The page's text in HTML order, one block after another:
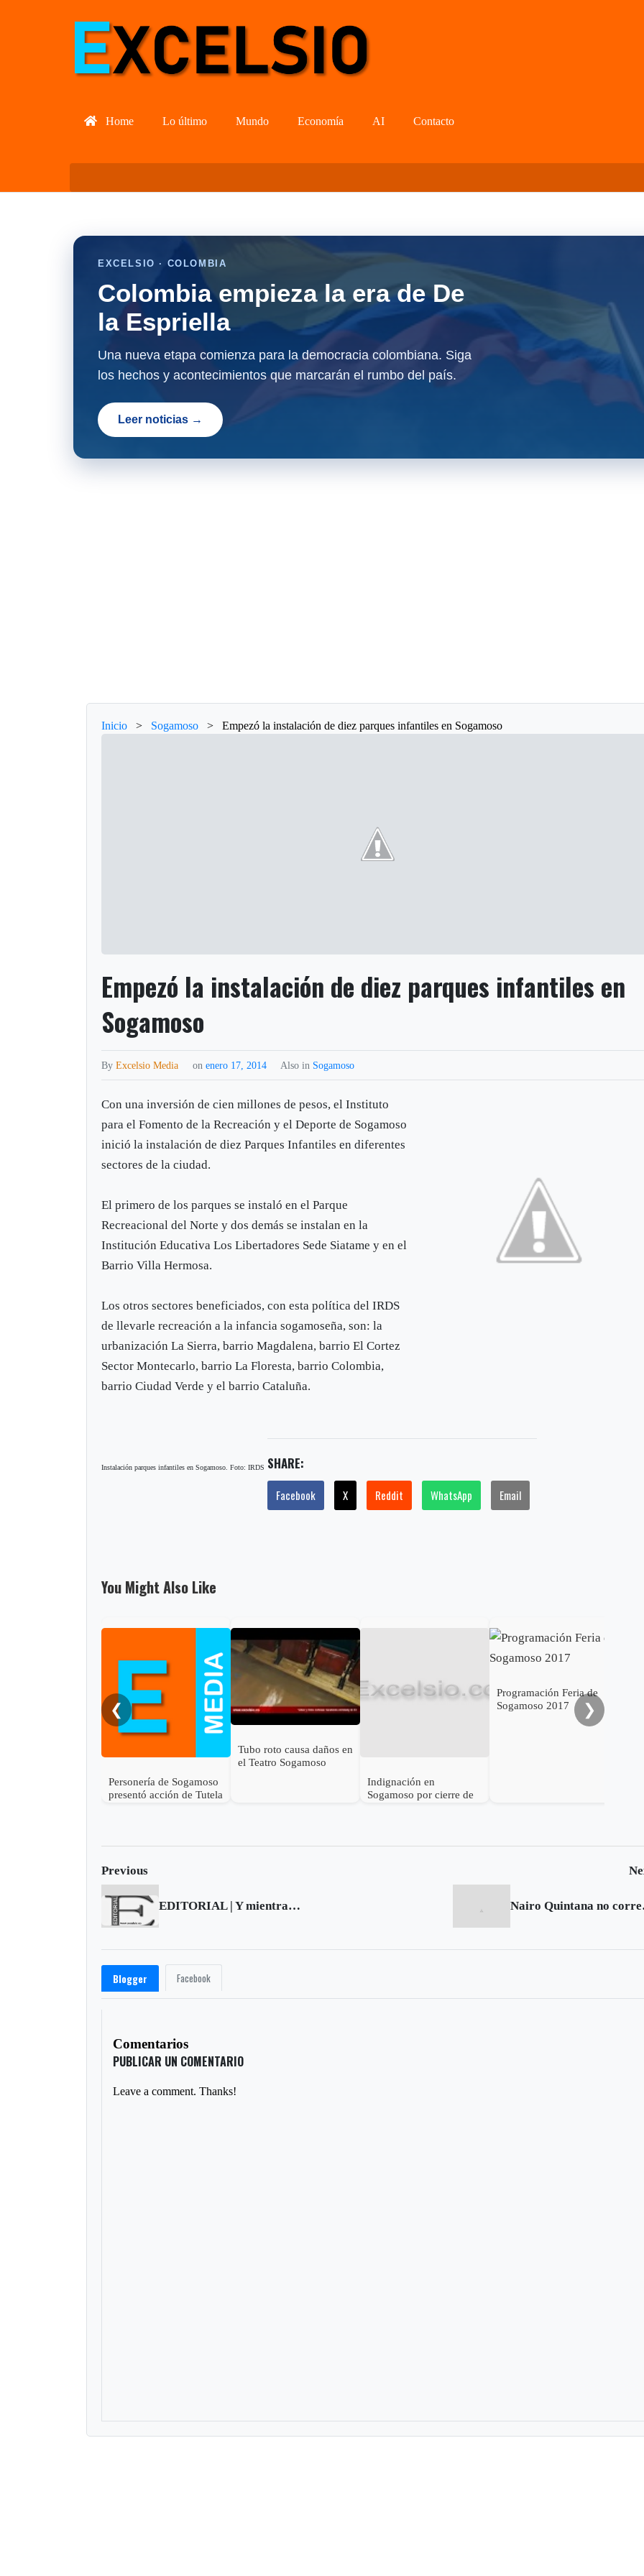
Home Lo último Mundo Economía AI Contacto
EXCELSIO · COLOMBIA
Colombia empieza la era de De
la Espriella
Una nueva etapa comienza para la democracia colombiana. Siga
los hechos y acontecimientos que marcarán el rumbo del país.
Leer noticias →
Inicio > Sogamoso > Empezó la instalación de diez parques infantiles en Sogamoso
Empezó la instalación de diez parques infantiles en
Sogamoso
ByExcelsio Media onenero 17, 2014 Also in Sogamoso
Con una inversión de cien millones de pesos, el Instituto
para el Fomento de la Recreación y el Deporte de Sogamoso
inició la instalación de diez Parques Infantiles en diferentes
sectores de la ciudad.
El primero de los parques se instaló en el Parque
Recreacional del Norte y dos demás se instalan en la
Institución Educativa Los Libertadores Sede Siatame y en el
Barrio Villa Hermosa.
Los otros sectores beneficiados, con esta política del IRDS
de llevarle recreación a la infancia sogamoseña, son: la
urbanización La Sierra, barrio Magdalena, barrio El Cortez
Sector Montecarlo, barrio La Floresta, barrio Colombia,
barrio Ciudad Verde y el barrio Cataluña.
Instalación parques infantiles en Sogamoso. Foto: IRDS SHARE:
Facebook X Reddit WhatsApp Email
You Might Also Like
❮
Personería de Sogamoso
presentó acción de Tutela
Tubo roto causa daños en
el Teatro Sogamoso
Indignación en
Sogamoso por cierre de
Programación Feria de
Sogamoso 2017
❯
Previous
EDITORIAL | Y mientras tanto…
Blogger Facebook
Comentarios
PUBLICAR UN COMENTARIO
Leave a comment. Thanks!